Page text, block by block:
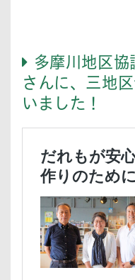
多摩川地区
さんに、三地
いました！